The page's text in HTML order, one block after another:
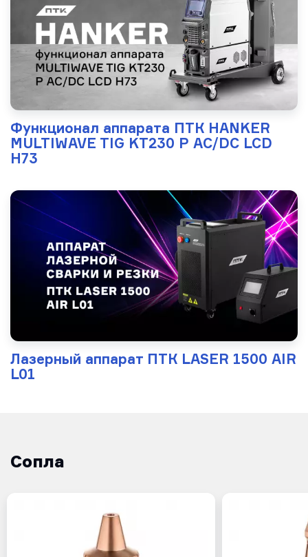
Функционал аппарата ПТК HANKER
MULTIWAVE TIG KT230 P AC/DC LCD
H73
Лазерный аппарат ПТК LASER 1500 AIR
L01
Сопла